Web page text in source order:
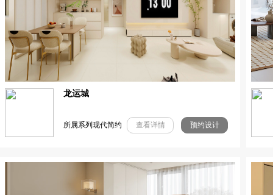
龙运城
所属系列现代简约 查看详情 预约设计